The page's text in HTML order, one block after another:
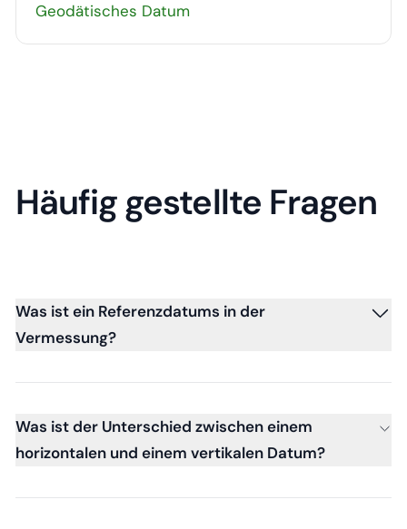
Geodätisches Datum
Häufig gestellte Fragen
Was ist ein Referenzdatums in der
Vermessung?
Was ist der Unterschied zwischen einem
horizontalen und einem vertikalen Datum?